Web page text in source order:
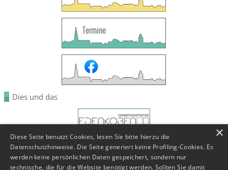
Dies und das
×
Diese Seite benutzt Cookies, lesen Sie bitte hierzu die
Datenschutzhinweise. Die Seite generiert keine Profiling-Cookies. Es
werden keine persönlichen Daten gespeichert, sondern nur
technische, die für die Website benötigt werden. Sollten Sie damit